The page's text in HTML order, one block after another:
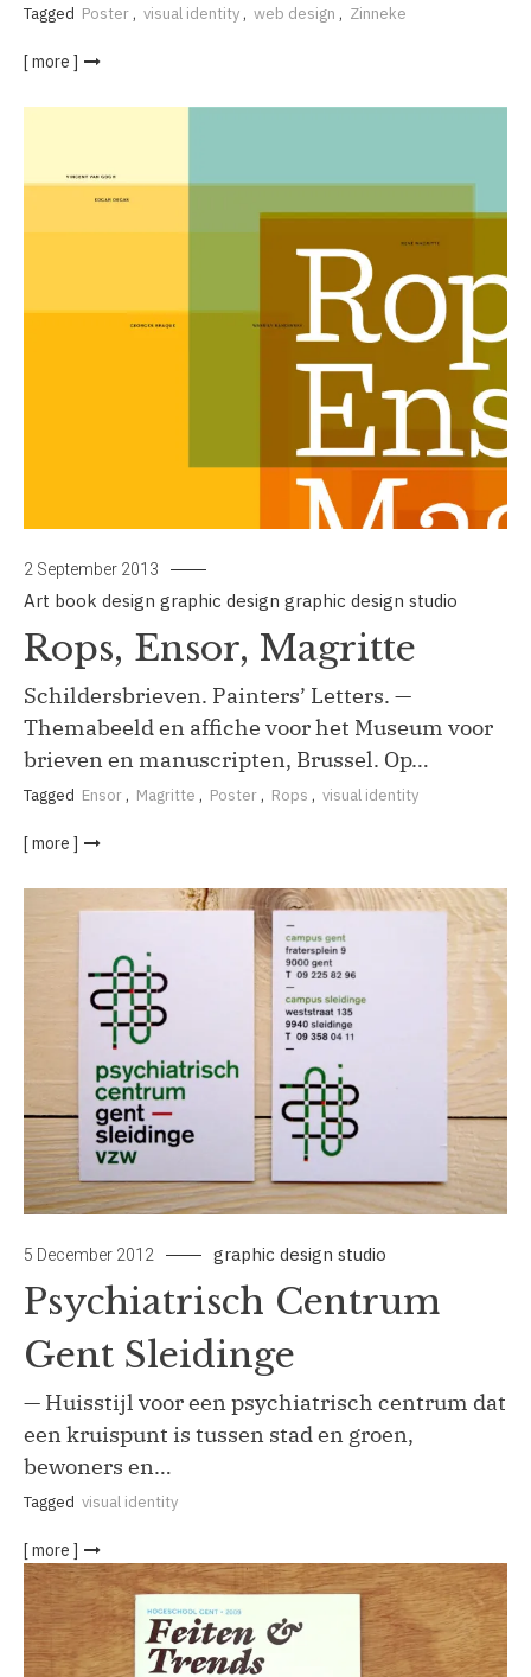
Tagged Poster, visual identity, web design , Zinneke
[ more ]
2 September 2013
Art book design graphic design graphic design studio
Rops, Ensor, Magritte
Schildersbrieven. Painters’ Letters. —
Themabeeld en affiche voor het Museum voor
brieven en manuscripten, Brussel. Op…
Tagged Ensor, Magritte , Poster, Rops , visual identity
[ more ]
5 December 2012 graphic design studio
Psychiatrisch Centrum
Gent Sleidinge
— Huisstijl voor een psychiatrisch centrum dat
een kruispunt is tussen stad en groen,
bewoners en…
Tagged visual identity
[ more ]